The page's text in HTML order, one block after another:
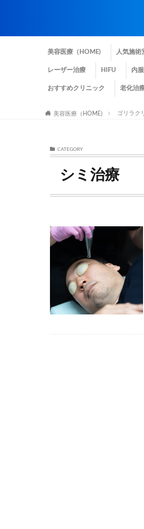
美容医療（HOME) 人気施術
レーザー治療 HIFU 内
おすすめクリニック 老化治
美容医療（HOME) ゴリラク
CATEGORY
シミ治療